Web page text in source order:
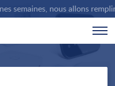
nous allons